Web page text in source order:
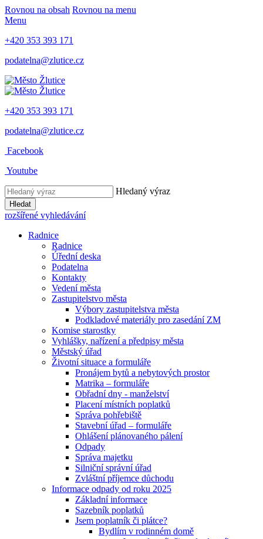
Rovnou na obsah Rovnou na menu
Menu
+420 353 393 171
podatelna@zlutice.cz
+420 353 393 171
podatelna@zlutice.cz
Facebook
Youtube
Hledaný výraz
Hledat
rozšířené vyhledávání
Radnice
Radnice
Úřední deska
Podatelna
Kontakty
Vedení města
Zastupitelstvo města
Výbory zastupitelstva města
Podkladové materiály pro zasedání ZM
Komise starostky
Vyhlášky, nařízení a předpisy města
Městský úřad
Životní situace a formuláře
Pronájem bytů a nebytových prostor
Matrika – formuláře
Obřadní dny - manželství
Placení místních poplatků
Správa pohřebiště
Stavební úřad – formuláře
Ohlášení plánovaného pálení
Odpady
Správa majetku
Silniční správní úřad
Zvláštní příjemce důchodu
Informace odpady od roku 2025
Základní informace
Sazebník poplatků
Jsem poplatník či plátce?
Bydlím v rodinném domě